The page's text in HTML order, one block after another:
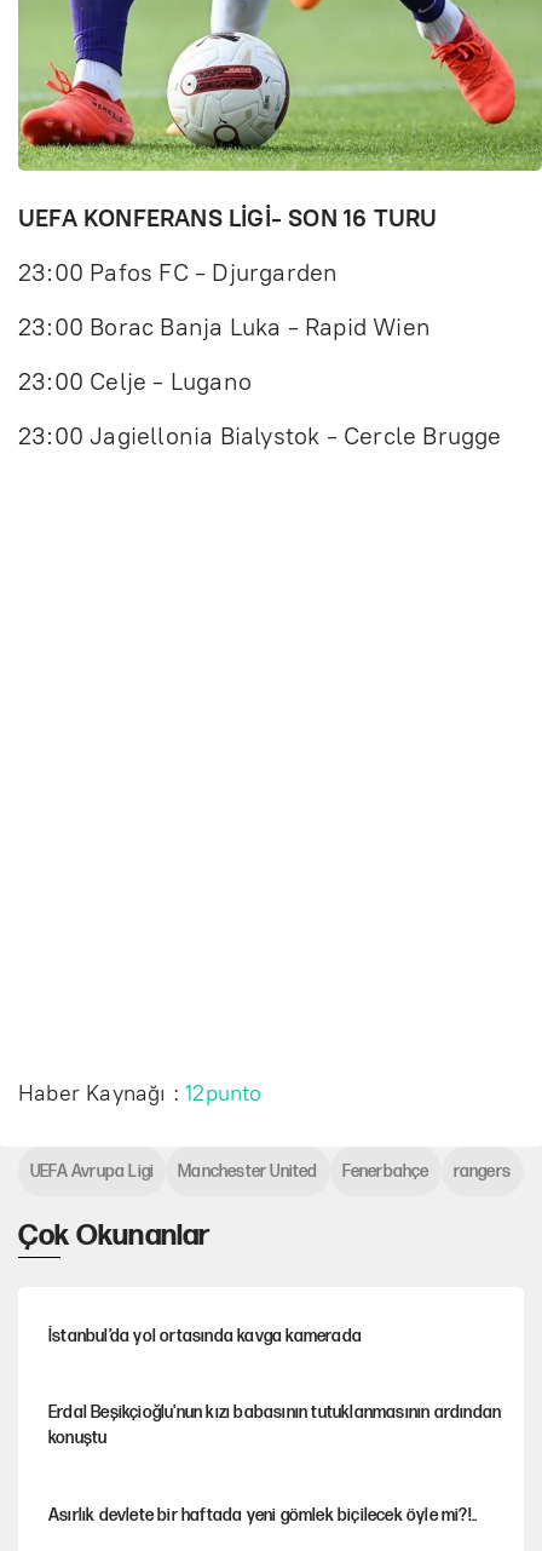
UEFA KONFERANS LİGİ- SON 16 TURU
23:00 Pafos FC - Djurgarden
23:00 Borac Banja Luka - Rapid Wien
23:00 Celje - Lugano
23:00 Jagiellonia Bialystok - Cercle Brugge
Haber Kaynağı :12punto
Çok Okunanlar
İstanbul’da yol ortasında kavga kamerada
Erdal Beşikçioğlu'nun kızı babasının tutuklanmasının ardından
konuştu
Asırlık devlete bir haftada yeni gömlek biçilecek öyle mi?!..
UEFA Avrupa Ligi Manchester United Fenerbahçe rangers